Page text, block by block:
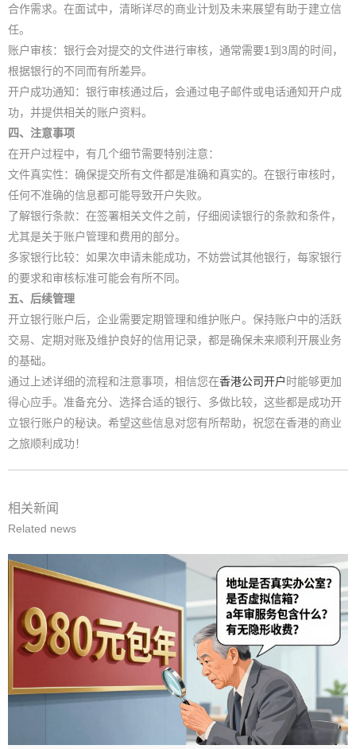
合作需求。在面试中，清晰详尽的商业计划及未来展望有助于建立信
任。
账户审核：银行会对提交的文件进行审核，通常需要1到3周的时间，
根据银行的不同而有所差异。
开户成功通知：银行审核通过后，会通过电子邮件或电话通知开户成
功，并提供相关的账户资料。
四、注意事项
在开户过程中，有几个细节需要特别注意：
文件真实性：确保提交所有文件都是准确和真实的。在银行审核时，
任何不准确的信息都可能导致开户失败。
了解银行条款：在签署相关文件之前，仔细阅读银行的条款和条件，
尤其是关于账户管理和费用的部分。
多家银行比较：如果次申请未能成功，不妨尝试其他银行，每家银行
的要求和审核标准可能会有所不同。
五、后续管理
开立银行账户后，企业需要定期管理和维护账户。保持账户中的活跃
交易、定期对账及维护良好的信用记录，都是确保未来顺利开展业务
的基础。
通过上述详细的流程和注意事项，相信您在香港公司开户时能够更加
得心应手。准备充分、选择合适的银行、多做比较，这些都是成功开
立银行账户的秘诀。希望这些信息对您有所帮助，祝您在香港的商业
之旅顺利成功！
相关新闻
Related news